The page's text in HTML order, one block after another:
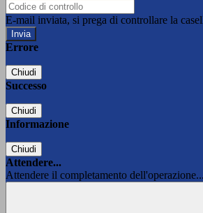
E-mail inviata, si prega di controllare la
Errore
Chiudi
Successo
Chiudi
Informazione
Chiudi
Attendere...
Attendere il completamento dell'operazione...